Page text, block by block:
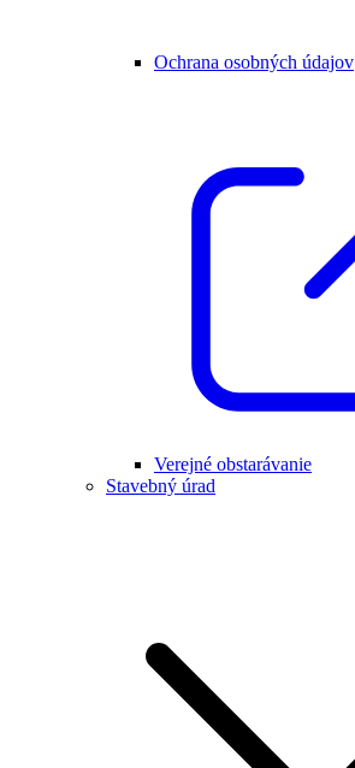
Ochrana osobných údajov
Verejné obstarávanie
Stavebný úrad